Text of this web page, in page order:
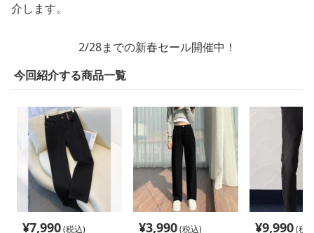
介します。
2/28までの新春セール開催中！
今回紹介する商品一覧
¥7,990(税込)
¥3,990(税込)
¥9,990(税